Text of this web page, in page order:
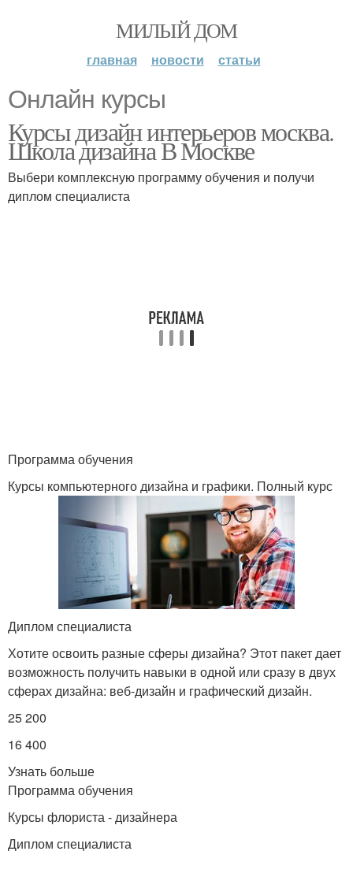
МИЛЫЙ ДОМ
главная новости статьи
Онлайн курсы
Курсы дизайн интерьеров москва.
Школа дизайна В Москве
Выбери комплексную программу обучения и получи
диплом специалиста
Программа обучения
Курсы компьютерного дизайна и графики. Полный курс
Диплом специалиста
Хотите освоить разные сферы дизайна? Этот пакет дает
возможность получить навыки в одной или сразу в двух
сферах дизайна: веб-дизайн и графический дизайн.
25 200
16 400
Узнать больше
Программа обучения
Курсы флориста - дизайнера
Диплом специалиста